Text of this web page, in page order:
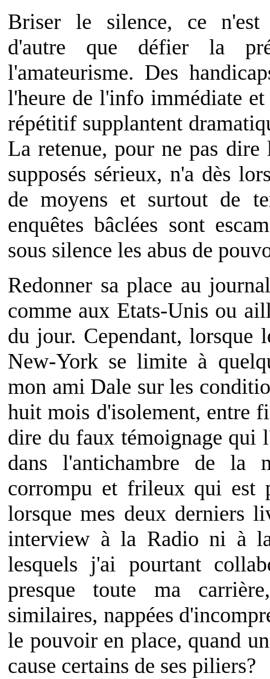
Briser le silence, ce n'est
d'autre que défier la
l'amateurisme. Des
l'heure de l'info immédiate
répétitif supplantent
La retenue, pour ne pas dire
supposés sérieux, n'a dès
de moyens et surtout de
enquêtes bâclées sont
sous silence les abus de
Redonner sa place au
comme aux Etats-Unis ou
du jour. Cependant, lorsque
New-York se limite à
mon ami Dale sur les
huit mois d'isolement, entre
dire du faux témoignage qui
dans l'antichambre de la
corrompu et frileux qui est
lorsque mes deux derniers
interview à la Radio ni à
lesquels j'ai pourtant
presque toute ma
similaires, nappées
le pouvoir en place, quand
cause certains de ses piliers?